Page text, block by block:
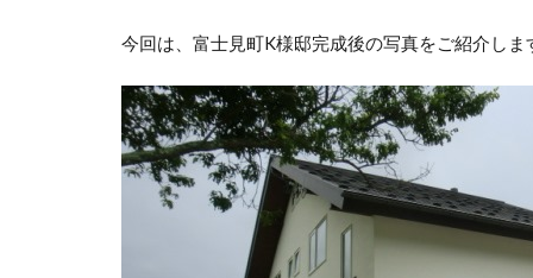
今回は、富士見町K様邸完成後の写真をご紹介しま